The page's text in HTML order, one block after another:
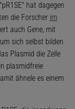
hat dagegen
die Forscher im
auch Gene, mit
sich selbst bilden
Plasmid die Zelle
plasmidfreie
ähnele es einem